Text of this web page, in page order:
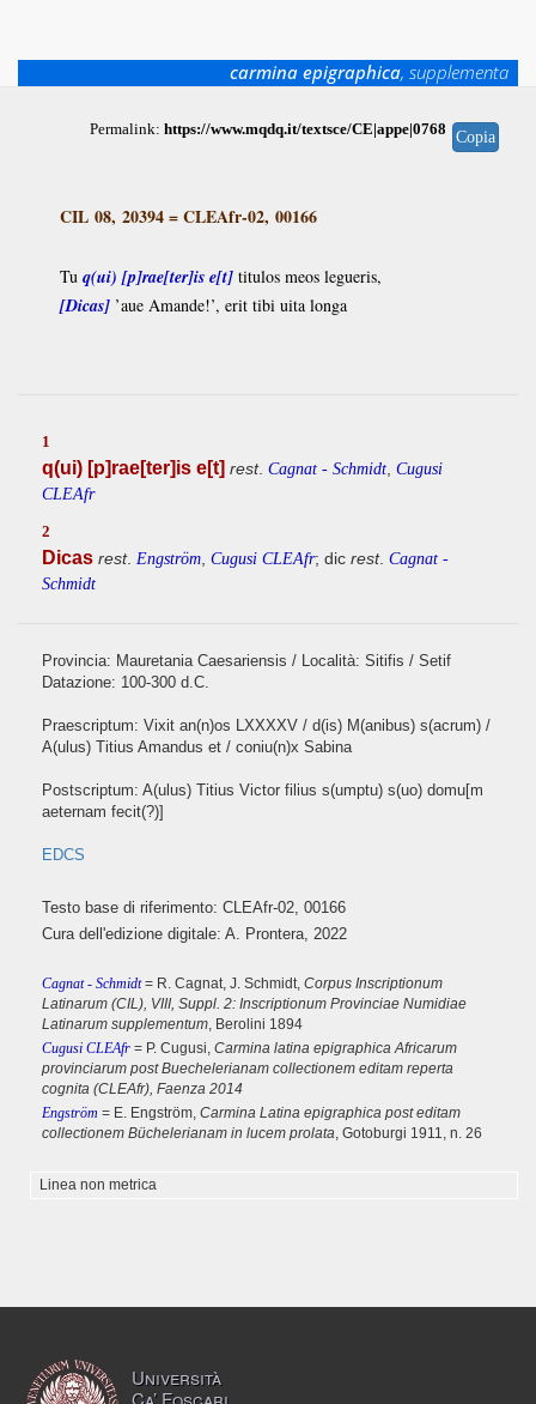
carmina epigraphica, supplementa
Permalink: https://www.mqdq.it/textsce/CE|appe|0768 Copia
CIL 08, 20394=CLEAfr-02, 00166
Tu q(ui) [p]rae[ter]is e[t] titulos meos legueris,
[Dicas] ’aue Amande!’, erit tibi uita longa
1
q(ui) [p]rae[ter]is e[t] rest. Cagnat - Schmidt Cugusi
CLEAfr
2
Dicas rest. Engström Cugusi CLEAfr; dic rest. Cagnat -
Schmidt
Provincia: Mauretania Caesariensis / Località: Sitifis / Setif
Datazione: 100-300 d.C.
Praescriptum: Vixit an(n)os LXXXXV / d(is) M(anibus) s(acrum) /
A(ulus) Titius Amandus et / coniu(n)x Sabina
Postscriptum: A(ulus) Titius Victor filius s(umptu) s(uo) domu[m
aeternam fecit(?)]
EDCS
Testo base di riferimento: CLEAfr-02, 00166
Cura dell'edizione digitale: A. Prontera, 2022
Cagnat - Schmidt= R. Cagnat, J. Schmidt, Corpus Inscriptionum
Latinarum (CIL), VIII, Suppl. 2: Inscriptionum Provinciae Numidiae
Latinarum supplementum, Berolini 1894
Cugusi CLEAfr = P. Cugusi, Carmina latina epigraphica Africarum
provinciarum post Buechelerianam collectionem editam reperta
cognita (CLEAfr), Faenza 2014
Engström = E. Engström, Carmina Latina epigraphica post editam
collectionem Büchelerianam in lucem prolata, Gotoburgi 1911, n. 26
Linea non metrica
Università
Ca’ Foscari